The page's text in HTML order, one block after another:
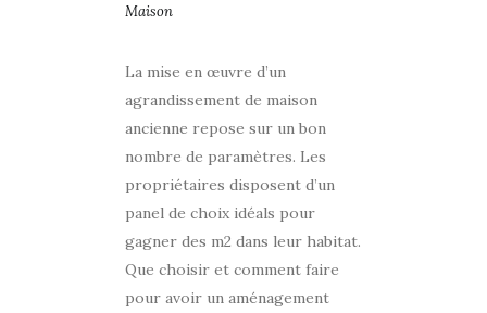
Maison
La mise en œuvre d’un
agrandissement de maison
ancienne repose sur un bon
nombre de paramètres. Les
propriétaires disposent d’un
panel de choix idéals pour
gagner des m2 dans leur habitat.
Que choisir et comment faire
pour avoir un aménagement